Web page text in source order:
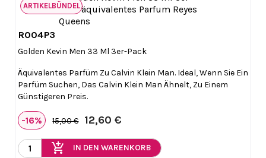
R004P3
Golden Kevin Men 33 Ml 3er-Pack
Äquivalentes Parfüm Zu Calvin Klein Man. Ideal, Wenn Sie Ein
Parfüm Suchen, Das Calvin Klein Man Ähnelt, Zu Einem
Günstigeren Preis.
-16% 15,00 € 12,60 €
add_shopping_cart IN DEN WARENKORB
ARTIKELBÜNDEL